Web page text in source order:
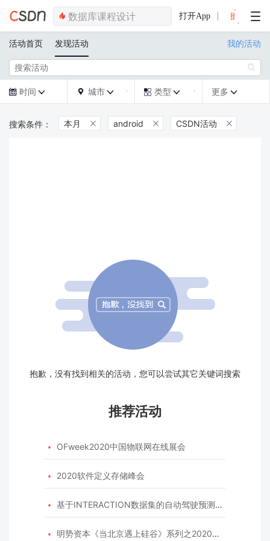
打开App
活动首页 发现活动 我的活动

 时间   城市   类型  更多 
本月  android  CSDN活动 
抱歉，没有找到相关的活动，您可以尝试其它关键词搜索
推荐活动
 OFweek2020中国物联网在线展会
 2020软件定义存储峰会
 基于INTERACTION数据集的自动驾驶预测模型挑战赛
 明势资本《当北京遇上硅谷》系列之2020年度开源峰会